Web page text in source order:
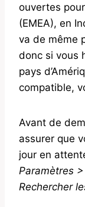
ouvertes
(EMEA), en
va de même
donc si vous
pays
compatible,
Avant de
assurer que
jour en
Paramètres
Rechercher